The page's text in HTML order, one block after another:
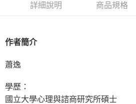
每筆NT$100，滿NT$1,000(含以上)免運費
宅配
外島郵寄
詳細說明 商品規格
作者簡介
蕭逸
學歷：
國立大學心理與諮商研究所碩士